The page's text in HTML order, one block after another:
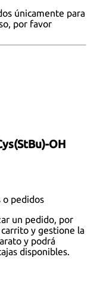
únicamente para
por favor
OH
o pedidos
un pedido, por
y gestione la
y podrá
disponibles.